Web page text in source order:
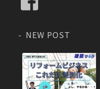
NEW POST